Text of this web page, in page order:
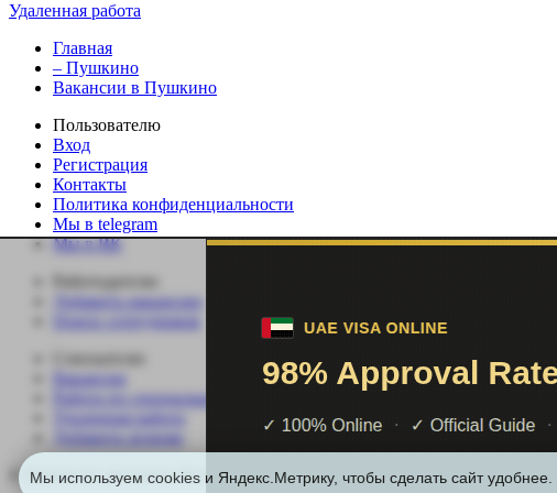
Удаленная работа
Главная
– Пушкино
Вакансии в Пушкино
Пользователю
Вход
Регистрация
Контакты
Политика конфиденциальности
Мы в telegram
Мы в ВК
Работодателю
Добавить вакансию
Соискателю
Вакансии
Работа по специальности
Добавить резюме
© Вакансии регионов России | Все права защищены.
Мы используем cookies и Яндекс.Метрику, чтобы сделать сайт удобнее.